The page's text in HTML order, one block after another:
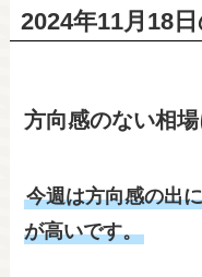
2024年11月18
方向感のない相
今週は方向感の出
が高いです。